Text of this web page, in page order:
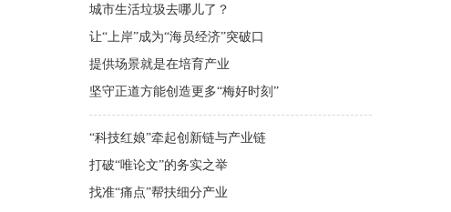
城市生活垃圾去哪儿了？
让“上岸”成为“海员经济”突破口
提供场景就是在培育产业
坚守正道方能创造更多“梅好时刻”
“科技红娘”牵起创新链与产业链
打破“唯论文”的务实之举
找准“痛点”帮扶细分产业